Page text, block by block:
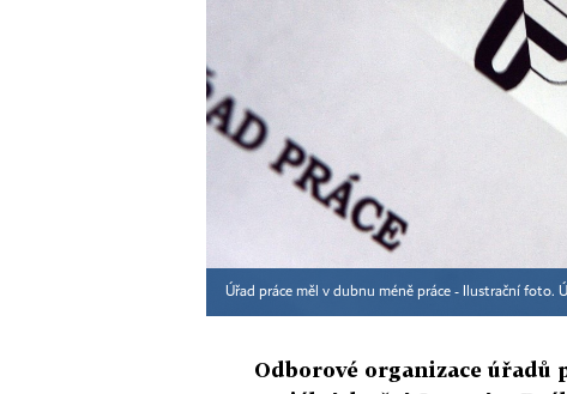
Úřad práce měl v dubnu méně práce - Ilustrační foto.
Odborové organizace